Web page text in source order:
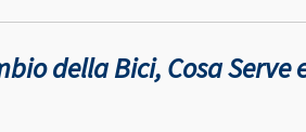
della Bici, Cosa Serve